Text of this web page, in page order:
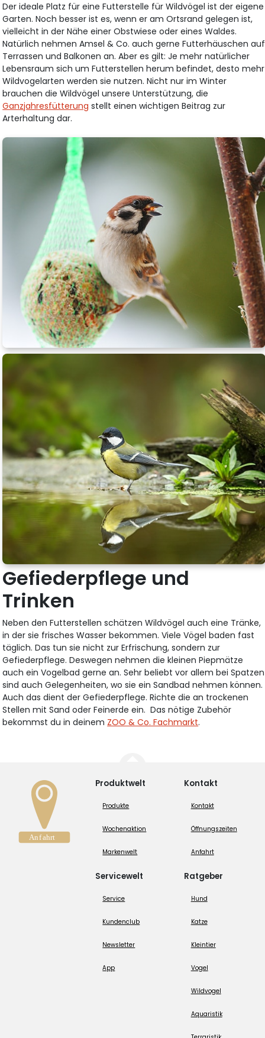
Der ideale Platz für eine Futterstelle für Wildvögel ist der eigene
Garten. Noch besser ist es, wenn er am Ortsrand gelegen ist,
vielleicht in der Nähe einer Obstwiese oder eines Waldes.
Natürlich nehmen Amsel & Co. auch gerne Futterhäuschen auf
Terrassen und Balkonen an. Aber es gilt: Je mehr natürlicher
Lebensraum sich um Futterstellen herum befindet, desto mehr
Wildvogelarten werden sie nutzen. Nicht nur im Winter
brauchen die Wildvögel unsere Unterstützung, die
Ganzjahresfütterung stellt einen wichtigen Beitrag zur
Arterhaltung dar.
Gefiederpflege und
Trinken
Neben den Futterstellen schätzen Wildvögel auch eine Tränke,
in der sie frisches Wasser bekommen. Viele Vögel baden fast
täglich. Das tun sie nicht zur Erfrischung, sondern zur
Gefiederpflege. Deswegen nehmen die kleinen Piepmätze
auch ein Vogelbad gerne an. Sehr beliebt vor allem bei Spatzen
sind auch Gelegenheiten, wo sie ein Sandbad nehmen können.
Auch das dient der Gefiederpflege. Richte die an trockenen
Stellen mit Sand oder Feinerde ein. Das nötige Zubehör
bekommst du in deinem ZOO & Co. Fachmarkt.
Produktwelt
Produkte
Wochenaktion
Markenwelt
Servicewelt
Service
Kundenclub
Newsletter
App
Kontakt
Kontakt
Öffnungszeiten
Anfahrt
Ratgeber
Hund
Katze
Kleintier
Vogel
Wildvogel
Aquaristik